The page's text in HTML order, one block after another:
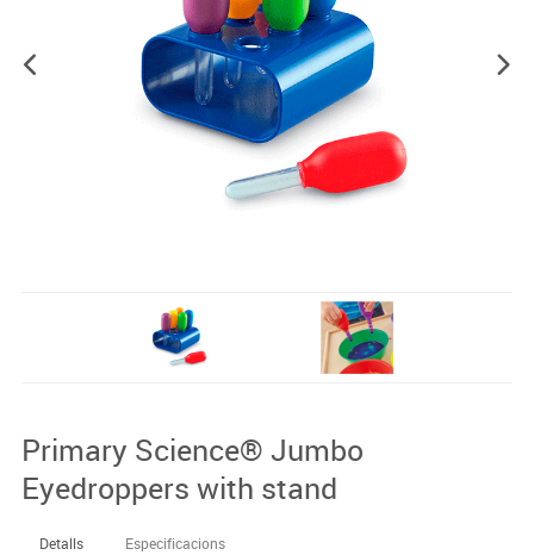
Primary Science® Jumbo
Eyedroppers with stand
Detalls Especificacions